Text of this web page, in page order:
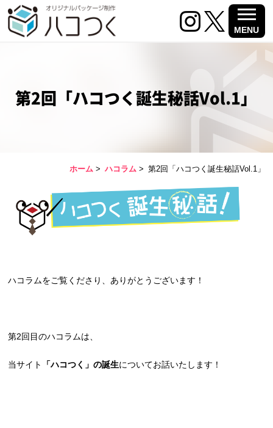
MENU
第2回「ハコつく誕生秘話Vol.1」
ホーム> ハコラム> 第2回「ハコつく誕生秘話Vol.1」
ハコラムをご覧くださり、ありがとうございます！
第2回目のハコラムは、
当サイト 「ハコつく」の誕生についてお話いたします！